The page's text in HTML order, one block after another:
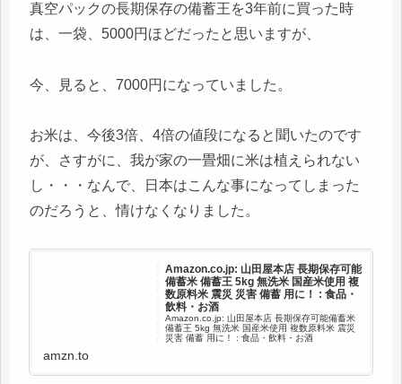
真空パックの長期保存の備蓄王を3年前に買った時
は、一袋、5000円ほどだったと思いますが、
今、見ると、7000円になっていました。
お米は、今後3倍、4倍の値段になると聞いたのです
が、さすがに、我が家の一畳畑に米は植えられない
し・・・なんで、日本はこんな事になってしまった
のだろうと、情けなくなりました。
Amazon.co.jp: 山田屋本店 長期保存可能
備蓄米 備蓄王 5kg 無洗米 国産米使用 複
数原料米 震災 災害 備蓄 用に！ : 食品・
飲料・お酒
Amazon.co.jp: 山田屋本店 長期保存可能備蓄米
備蓄王 5kg 無洗米 国産米使用 複数原料米 震災
災害 備蓄 用に！ : 食品・飲料・お酒
amzn.to